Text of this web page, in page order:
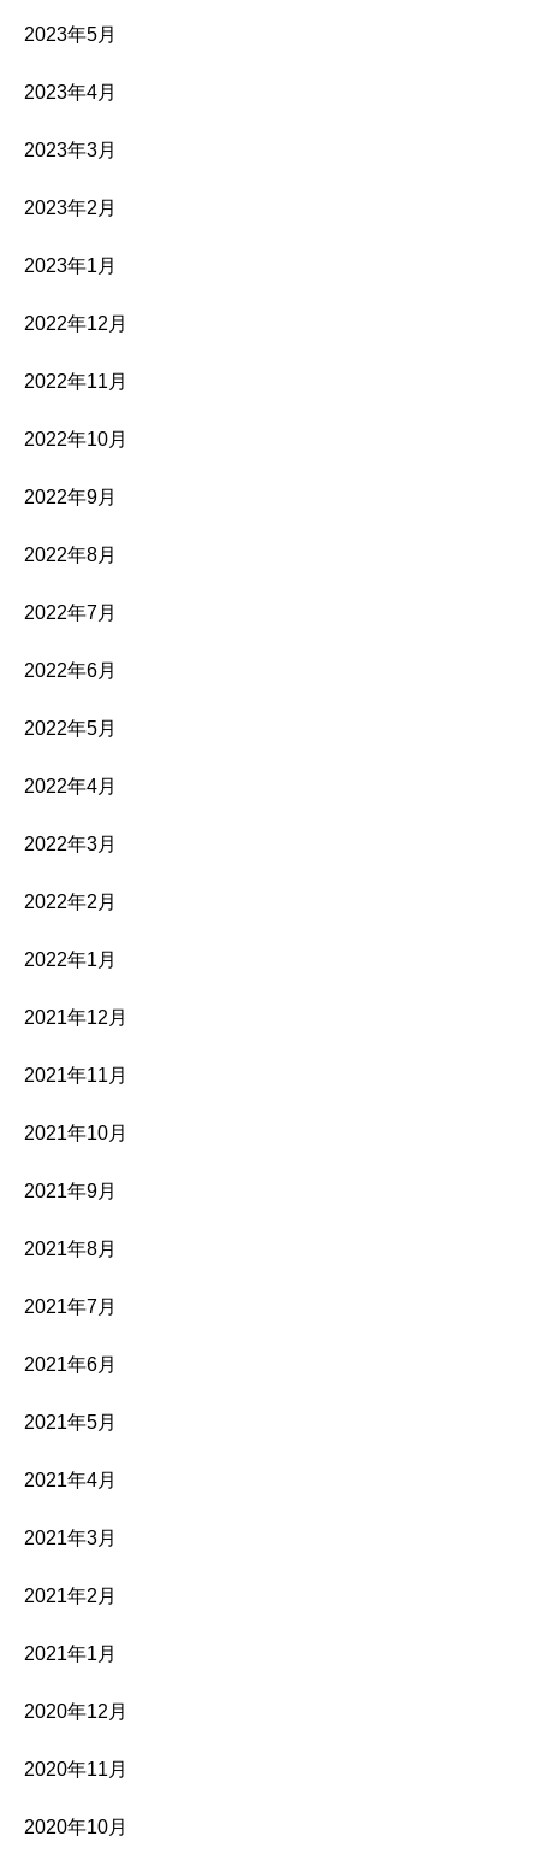
2023年5月
2023年4月
2023年3月
2023年2月
2023年1月
2022年12月
2022年11月
2022年10月
2022年9月
2022年8月
2022年7月
2022年6月
2022年5月
2022年4月
2022年3月
2022年2月
2022年1月
2021年12月
2021年11月
2021年10月
2021年9月
2021年8月
2021年7月
2021年6月
2021年5月
2021年4月
2021年3月
2021年2月
2021年1月
2020年12月
2020年11月
2020年10月